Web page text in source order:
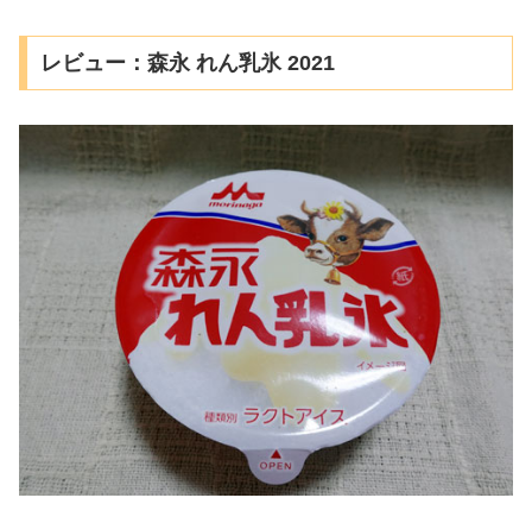
レビュー：森永 れん乳氷 2021